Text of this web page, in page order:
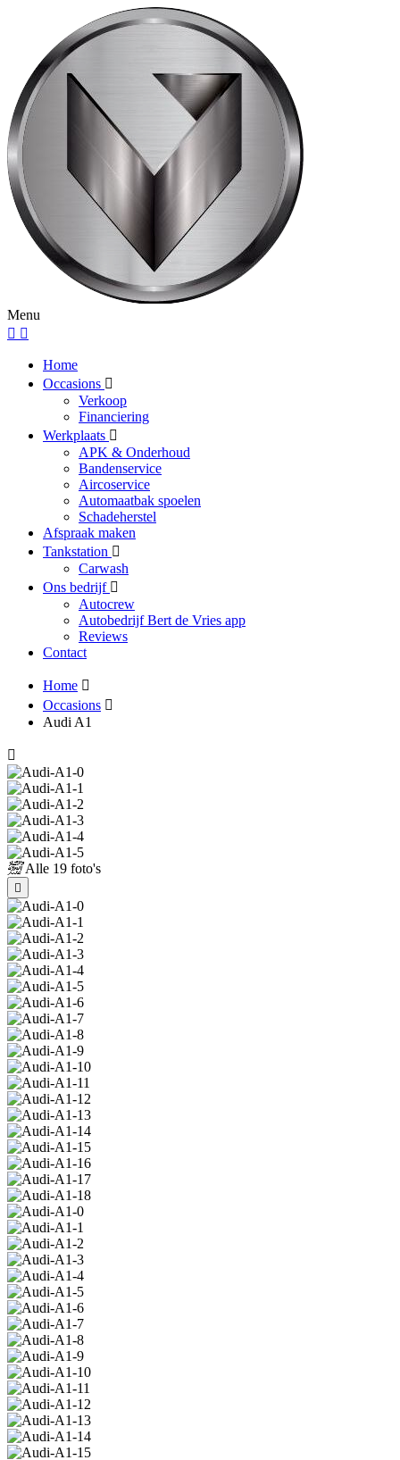
Menu
Home
Occasions
Verkoop
Financiering
Werkplaats
APK & Onderhoud
Bandenservice
Aircoservice
Automaatbak spoelen
Schadeherstel
Afspraak maken
Tankstation
Carwash
Ons bedrijf
Autocrew
Autobedrijf Bert de Vries app
Reviews
Contact
Home
Occasions
Audi A1
Alle 19 foto's